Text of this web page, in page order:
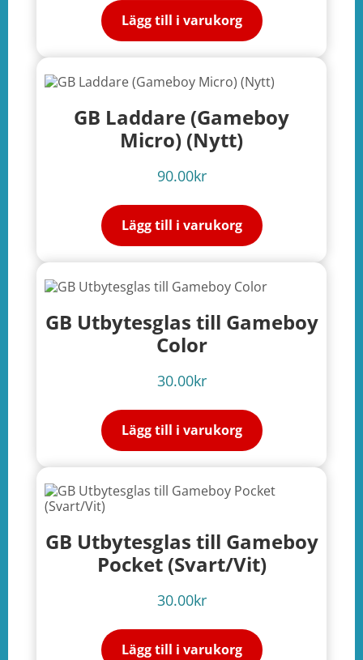
Lägg till i varukorg
GB Laddare (Gameboy
Micro) (Nytt)
90.00kr
Lägg till i varukorg
GB Utbytesglas till Gameboy
Color
30.00kr
Lägg till i varukorg
GB Utbytesglas till Gameboy
Pocket (Svart/Vit)
30.00kr
Lägg till i varukorg